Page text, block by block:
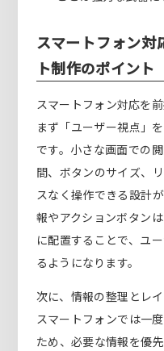
スマートフォン
ト制作のポイント
スマートフォン対応を
まず「ユーザー視点」
です。小さな画面での
間、ボタンのサイズ、
スなく操作できる設計
報やアクションボタン
に配置することで、ユ
るようになります。
次に、情報の整理とレ
スマートフォンでは一
ため、必要な情報を優